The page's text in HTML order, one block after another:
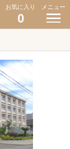
お気に入り
0
メニュー